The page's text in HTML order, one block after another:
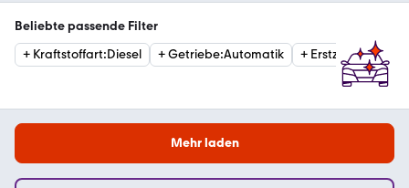
Beliebte passende Filter
+ Kraftstoffart:Diesel +Getriebe:Automatik + Erstzulassung
Mehr laden